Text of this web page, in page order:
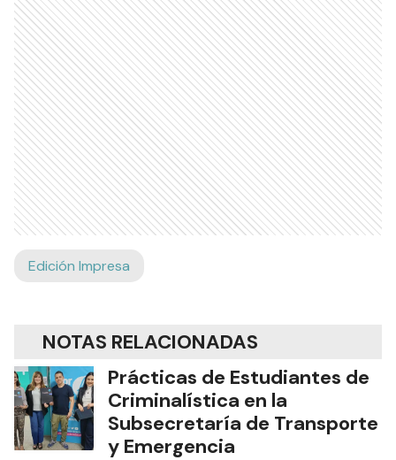
Edición Impresa
NOTAS RELACIONADAS
Prácticas de Estudiantes de
Criminalística en la
Subsecretaría de Transporte
y Emergencia